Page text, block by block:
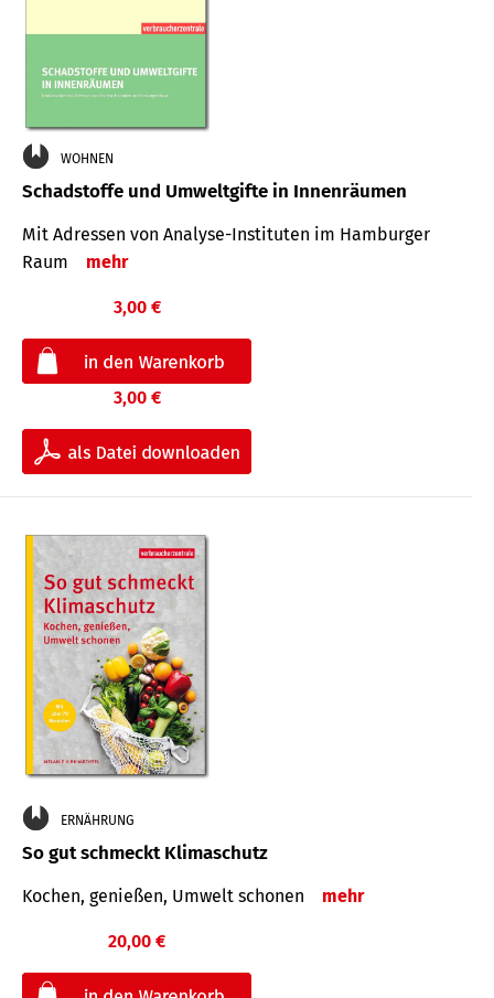
WOHNEN
Schadstoffe und Umweltgifte in Innenräumen
Mit Adressen von Analyse-Insti­tuten im Hamburger
Raum
mehr
3,00 €
3,00 €
ERNÄHRUNG
So gut schmeckt Klimaschutz
Kochen, genießen, Umwelt schonen mehr
20,00 €